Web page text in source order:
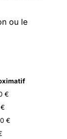
ou le
€
€